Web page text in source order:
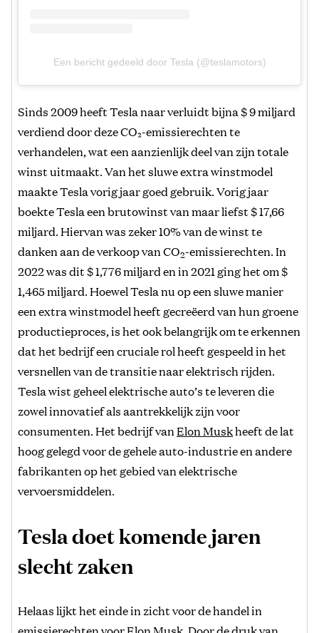
Een bericht gedeeld door Tesla (@teslamotors)
Sinds 2009 heeft Tesla naar verluidt bijna $ 9 miljard
verdiend door deze CO₂-emissierechten te
verhandelen, wat een aanzienlijk deel van zijn totale
winst uitmaakt. Van het sluwe extra winstmodel
maakte Tesla vorig jaar goed gebruik. Vorig jaar
boekte Tesla een brutowinst van maar liefst $ 17,66
miljard. Hiervan was zeker 10% van de winst te
danken aan de verkoop van CO2-emissierechten. In
2022 was dit $ 1,776 miljard en in 2021 ging het om $
1,465 miljard. Hoewel Tesla nu op een sluwe manier
een extra winstmodel heeft gecreëerd van hun groene
productieproces, is het ook belangrijk om te erkennen
dat het bedrijf een cruciale rol heeft gespeeld in het
versnellen van de transitie naar elektrisch rijden.
Tesla wist geheel elektrische auto’s te leveren die
zowel innovatief als aantrekkelijk zijn voor
consumenten. Het bedrijf vanElon Muskheeft de lat
hoog gelegd voor de gehele auto-industrie en andere
fabrikanten op het gebied van elektrische
vervoersmiddelen.
Tesla doet komende jaren
slecht zaken
Helaas lijkt het einde in zicht voor de handel in